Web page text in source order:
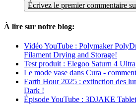
Écrivez le premier commentaire
À lire sur notre blog:
Vidéo YouTube : Polymaker
Filament Drying and Storage!
Test produit : Elegoo Saturn 4 Ultra
Le mode vase dans Cura -
Earth Hour 2025 : extinction des
Dark !
Épisode YouTube : 3DJAKE